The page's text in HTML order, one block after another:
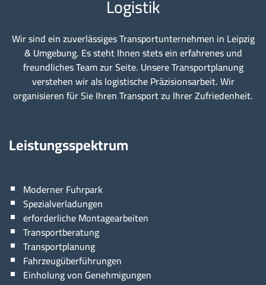
Logistik
Wir sind ein zuverlässiges Transportunternehmen in Leipzig
& Umgebung. Es steht Ihnen stets ein erfahrenes und
freundliches Team zur Seite. Unsere Transportplanung
verstehen wir als logistische Präzisionsarbeit. Wir
organisieren für Sie Ihren Transport zu Ihrer Zufriedenheit.
Leistungsspektrum
Moderner Fuhrpark
Spezialverladungen
erforderliche Montagearbeiten
Transportberatung
Transportplanung
Fahrzeugüberführungen
Einholung von Genehmigungen